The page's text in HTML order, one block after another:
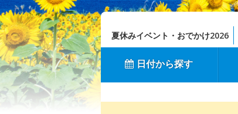
夏休みイベント・おでかけ2026
日付から探す